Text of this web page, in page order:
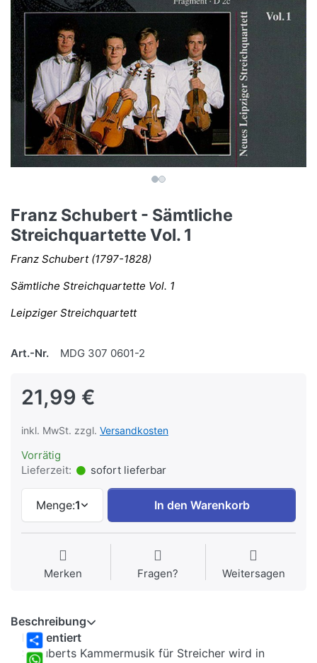
Franz Schubert - Sämtliche
Streichquartette Vol. 1
Franz Schubert (1797-1828)
Sämtliche Streichquartette Vol. 1
Leipziger Streichquartett
Art.-Nr. MDG 307 0601-2
21,99 €
inkl. MwSt. zzgl. Versandkosten
Vorrätig
Lieferzeit:
sofort lieferbar
Menge:1 In den Warenkorb
Merken Fragen? Weitersagen
Share
Beschreibung
Präsentiert
Schuberts Kammermusik für Streicher wird in